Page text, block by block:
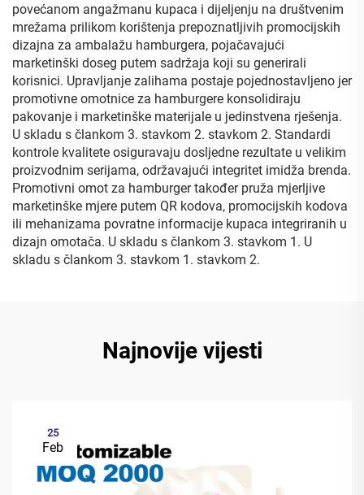
povećanom angažmanu kupaca i dijeljenju na društvenim
mrežama prilikom korištenja prepoznatljivih promocijskih
dizajna za ambalažu hamburgera, pojačavajući
marketinški doseg putem sadržaja koji su generirali
korisnici. Upravljanje zalihama postaje pojednostavljeno jer
promotivne omotnice za hamburgere konsolidiraju
pakovanje i marketinške materijale u jedinstvena rješenja.
U skladu s člankom 3. stavkom 2. stavkom 2. Standardi
kontrole kvalitete osiguravaju dosljedne rezultate u velikim
proizvodnim serijama, održavajući integritet imidža brenda.
Promotivni omot za hamburger također pruža mjerljive
marketinške mjere putem QR kodova, promocijskih kodova
ili mehanizama povratne informacije kupaca integriranih u
dizajn omotača. U skladu s člankom 3. stavkom 1. U
skladu s člankom 3. stavkom 1. stavkom 2.
Najnovije vijesti
25
Feb